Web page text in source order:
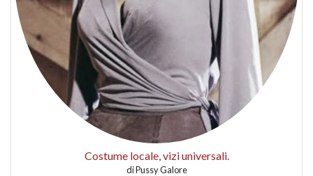
Costume locale, vizi universali.
diPussy Galore